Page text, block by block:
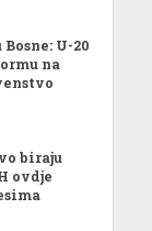
U-20
na
biraju
ovdje